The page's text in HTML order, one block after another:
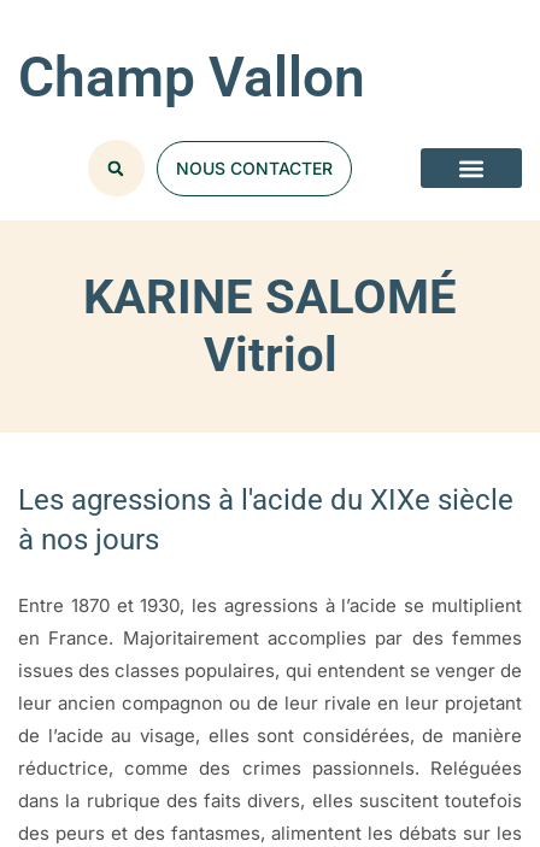
Champ Vallon
NOUS CONTACTER
KARINE SALOMÉ
Vitriol
Les agressions à l'acide du XIXe siècle
à nos jours
Entre 1870 et 1930, les agressions à l’acide se multiplient
en France. Majoritairement accomplies par des femmes
issues des classes populaires, qui entendent se venger de
leur ancien compagnon ou de leur rivale en leur projetant
de l’acide au visage, elles sont considérées, de manière
réductrice, comme des crimes passionnels. Reléguées
dans la rubrique des faits divers, elles suscitent toutefois
des peurs et des fantasmes, alimentent les débats sur les